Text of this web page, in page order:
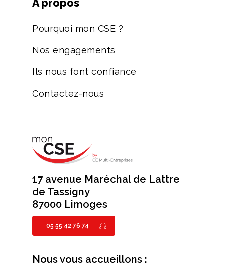
A propos
Pourquoi mon CSE ?
Nos engagements
Ils nous font confiance
Contactez-nous
17 avenue Maréchal de Lattre
de Tassigny
87000 Limoges
05 55 42 76 74
Nous vous accueillons :